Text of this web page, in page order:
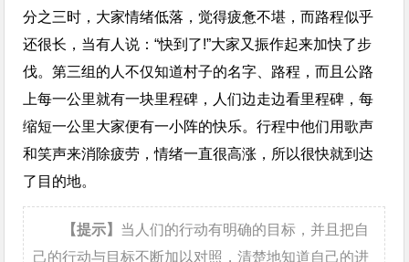
分之三时，大家情绪低落，觉得疲惫不堪，而路程似乎
还很长，当有人说：“快到了!”大家又振作起来加快了步
伐。第三组的人不仅知道村子的名字、路程，而且公路
上每一公里就有一块里程碑，人们边走边看里程碑，每
缩短一公里大家便有一小阵的快乐。行程中他们用歌声
和笑声来消除疲劳，情绪一直很高涨，所以很快就到达
了目的地。
【提示】 当人们的行动有明确的目标，并且把自
己的行动与目标不断加以对照，清楚地知道自己的进